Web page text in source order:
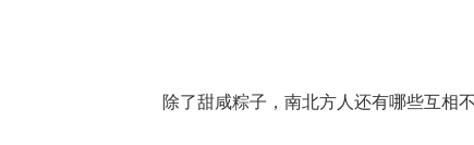
除了甜咸粽子，南北方人还有哪些互相